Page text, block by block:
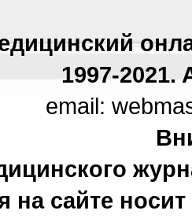
1997-2021.
email:
на сайте